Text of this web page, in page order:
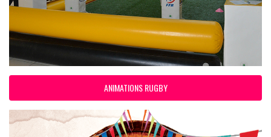
ANIMATIONS RUGBY